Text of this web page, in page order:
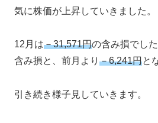
気に株価が上昇していきました。
12月は－31,571円の含み損でし
含み損と、前月より －6,241円と
引き続き様子見していきます。